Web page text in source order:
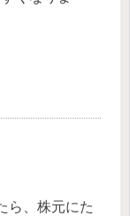
ら、株元にた